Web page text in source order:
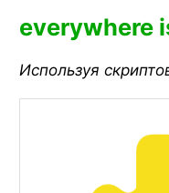
everywhere
Используя